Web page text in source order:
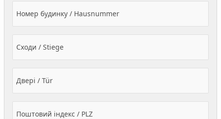
Номер будинку / Hausnummer
Сходи / Stiege
Двері / Tür
Поштовий індекс / PLZ